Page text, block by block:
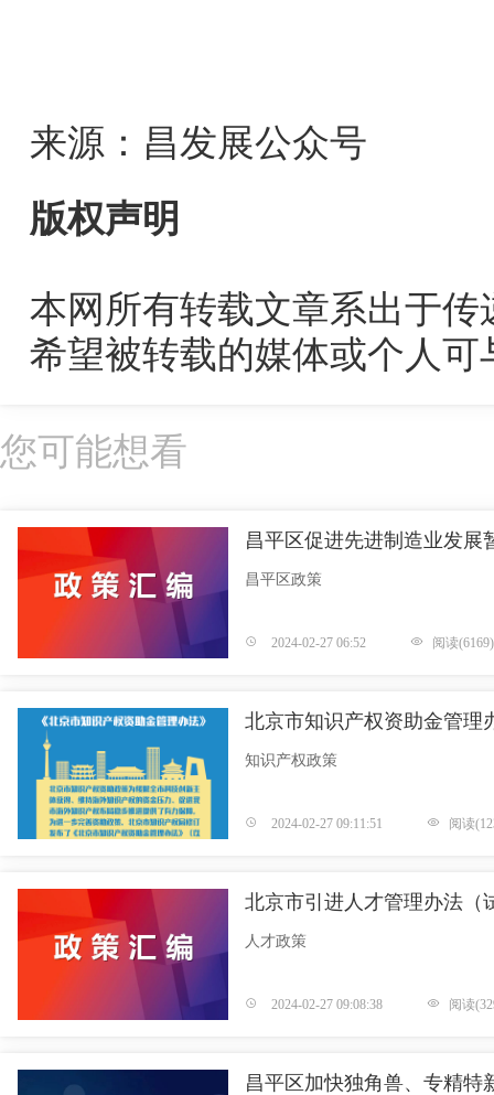
来源：昌发展公众号
版权声明
本网所有转载文章系出于
希望被转载的媒体或个人
您可能想看
昌平区促进先进制造业发展
昌平区政策
2024-02-27 06:52 阅读(6169)
北京市知识产权资助金管理
知识产权政策
2024-02-27 09:11:51 阅读
北京市引进人才管理办法（
人才政策
2024-02-27 09:08:38 阅读
昌平区加快独角兽、专精特